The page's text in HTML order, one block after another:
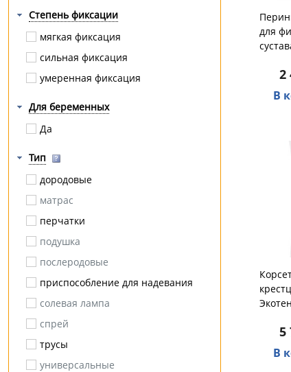
Тимбэ Продакшен
Ergoforce
Ergoforma
Орто.Ник
ERGODYNAMIC
Orthoforma
Fosta
Эволайн
AACURAT
ТОРГ лайнс
Армед
Hilberd
эластичный
кесарева сечения
комбинированное плоскостопие
Степень фиксации
мягкая фиксация
сильная фиксация
умеренная фиксация
Для беременных
Да
Тип
дородовые
матрас
перчатки
подушка
послеродовые
приспособление для надевания
солевая лампа
спрей
трусы
универсальные
для
2
В
5
В